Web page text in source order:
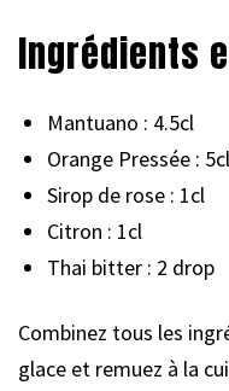
Ingrédients
Mantuano : 4.5cl
Orange Pressée : 5cl
Sirop de rose : 1cl
Citron : 1cl
Thai bitter : 2 drop
Combinez tous les
glace et remuez à la